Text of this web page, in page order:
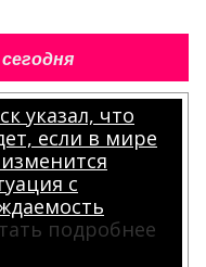
указал, что
если в мире
с
подробнее